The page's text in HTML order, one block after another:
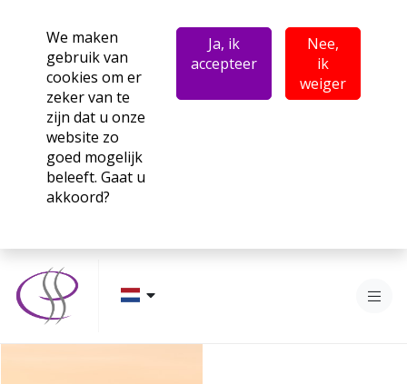
We maken
gebruik van
cookies om er
zeker van te
zijn dat u onze
website zo
goed mogelijk
beleeft. Gaat u
akkoord?
Ja, ik
accepteer
Nee,
ik
weiger